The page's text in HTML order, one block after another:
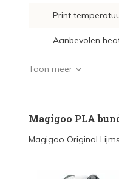
Print
Aanbevolen
Toon meer
Magigoo PLA
Magigoo Original